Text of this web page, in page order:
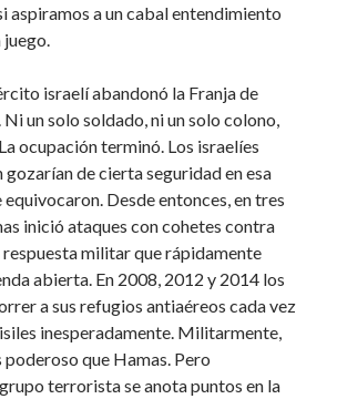
aspiramos a un cabal entendimiento
israelí abandonó la Franja de
un solo soldado, ni un solo colono,
ocupación terminó. Los israelíes
de cierta seguridad en esa
Desde entonces, en tres
inició ataques con cohetes contra
militar que rápidamente
abierta. En 2008, 2012 y 2014 los
a sus refugios antiaéreos cada vez
inesperadamente. Militarmente,
poderoso que Hamas. Pero
terrorista se anota puntos en la